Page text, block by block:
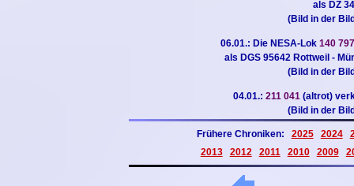
als DZ
(Bild in der
06.01.: Die NESA-Lok 140
als DGS 95642 Rottweil -
(Bild in der
04.01.:211 041(altrot)
(Bild in der
Frühere Chroniken: 2025 2024
2013
2012 2011 2010 2009